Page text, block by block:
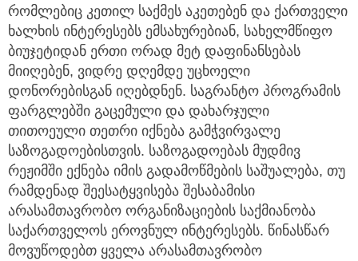
რომლებიც კეთილ საქმეს აკეთებენ და ქართველი
ხალხის ინტერესებს ემსახურებიან, სახელმწიფო
ბიუჯეტიდან ერთი ორად მეტ დაფინანსებას
მიიღებენ, ვიდრე დღემდე უცხოელი
დონორებისგან იღებდნენ. საგრანტო პროგრამის
ფარგლებში გაცემული და დახარჯული
თითოეული თეთრი იქნება გამჭვირვალე
საზოგადოებისთვის. საზოგადოებას მუდმივ
რეჟიმში ექნება იმის გადამოწმების საშუალება, თუ
რამდენად შეესატყვისება შესაბამისი
არასამთავრობო ორგანიზაციების საქმიანობა
საქართველოს ეროვნულ ინტერესებს. წინასწარ
მოვუწოდებთ ყველა არასამთავრობო